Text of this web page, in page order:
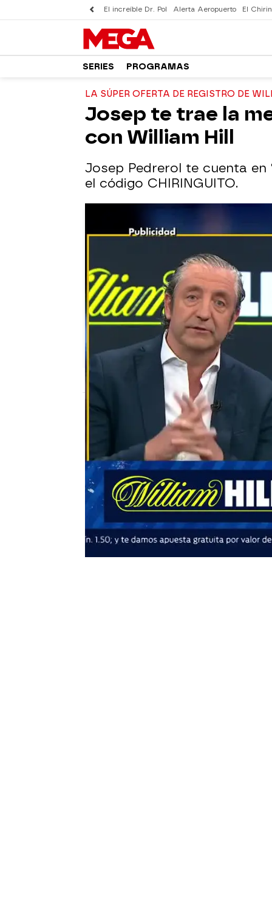
El increíble Dr. Pol Alerta Aeropuerto El
SERIES PROGRAMAS
LA SÚPER OFERTA DE REGISTRO DE
Josep te trae la
con William Hill
Josep Pedrerol te cuenta
el código CHIRINGUITO.
mega
07 de enero de 2019, 01:46
el chiringuito